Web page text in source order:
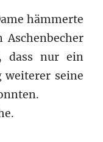
hämmerte
dass nur ein
weiterer seine